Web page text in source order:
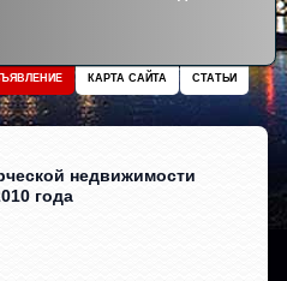
СТАТЬИ
КАРТА САЙТА
недвижимости
года